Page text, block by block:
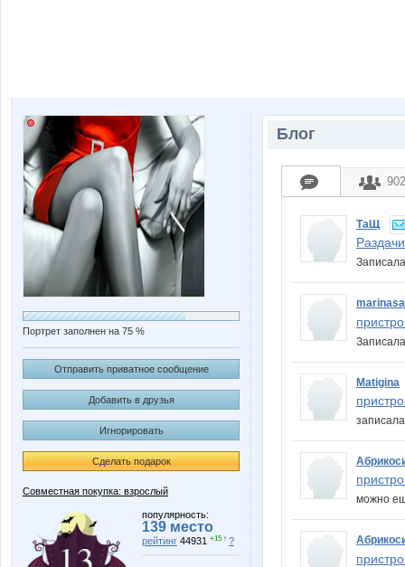
Портрет заполнен на 75 %
Отправить приватное сообщение
Добавить в друзья
Игнорировать
Сделать подарок
Совместная покупка: взрослый
популярность:
139 место
рейтинг 44931 +15 ↑ ?
Блог
ТаЩ
Matigina
можно